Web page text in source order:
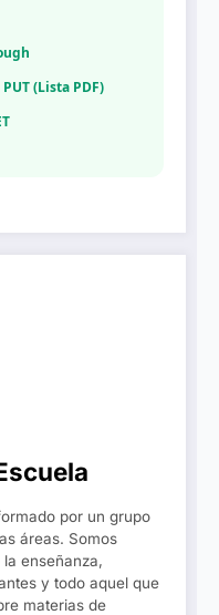
(Lista PDF)
por un grupo
áreas. Somos
enseñanza,
y todo aquel que
materias de